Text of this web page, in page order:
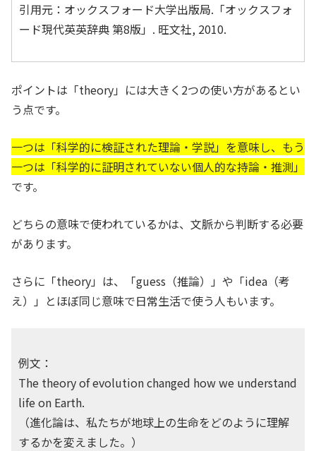
引用元：オックスフォード大学出版局.「オックスフォ
ード現代英英辞典 第8版」. 旺文社, 2010.
ポイントは「theory」には大きく2つの使い方があるとい
う点です。
一つは「科学的に検証された理論・学説」を意味し、もう
一つは「科学的に証明されていない個人的な持論・推測」
です。
どちらの意味で使われているかは、文脈から判断する必要
があります。
さらに「theory」は、「guess（推論）」や「idea（考
え）」とほぼ同じ意味で日常生活で使う人もいます。
例文：
The theory of evolution changed how we understand
life on Earth.
（進化論は、私たちが地球上の生命をどのように理解
するかを変えました。）